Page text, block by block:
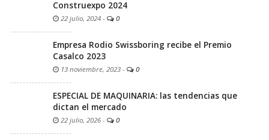
Construexpo 2024
22 julio, 2024 - 0
Empresa Rodio Swissboring recibe el Premio
Casalco 2023
13 noviembre, 2023 - 0
ESPECIAL DE MAQUINARIA: las tendencias que
dictan el mercado
22 julio, 2026 - 0